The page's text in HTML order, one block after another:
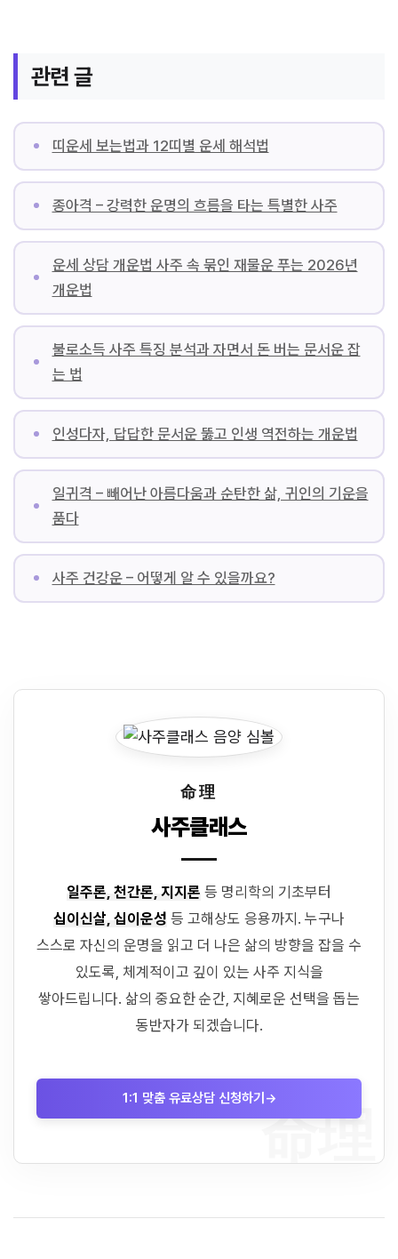
관련 글
띠운세 보는법과 12띠별 운세 해석법
종아격 – 강력한 운명의 흐름을 타는 특별한 사주
운세 상담 개운법 사주 속 묶인 재물운 푸는 2026년
개운법
불로소득 사주 특징 분석과 자면서 돈 버는 문서운 잡
는 법
인성다자, 답답한 문서운 뚫고 인생 역전하는 개운법
일귀격 – 빼어난 아름다움과 순탄한 삶, 귀인의 기운을
품다
사주 건강운 – 어떻게 알 수 있을까요?
命理
命理
사주클래스
일주론, 천간론, 지지론 등 명리학의 기초부터
십이신살, 십이운성 등 고해상도 응용까지. 누구나
스스로 자신의 운명을 읽고 더 나은 삶의 방향을 잡을 수
있도록, 체계적이고 깊이 있는 사주 지식을
쌓아드립니다. 삶의 중요한 순간, 지혜로운 선택을 돕는
동반자가 되겠습니다.
1:1 맞춤 유료상담 신청하기 →